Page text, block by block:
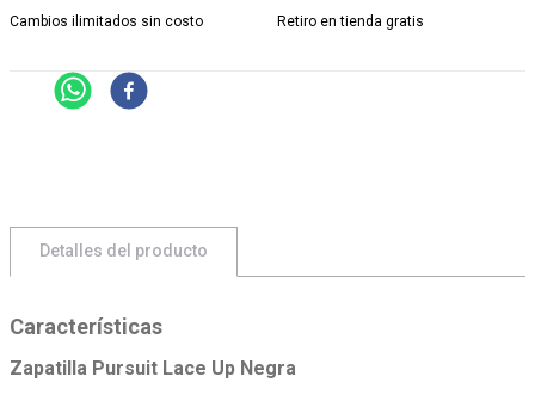
Cambios ilimitados sin costo Retiro en tienda gratis
Detalles del producto
Características
Zapatilla Pursuit Lace Up Negra